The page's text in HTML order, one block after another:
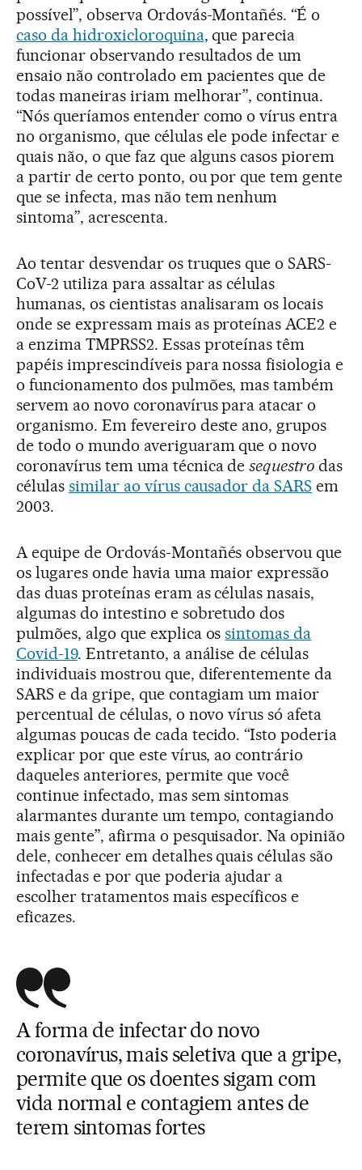
possível”, observa Ordovás-Montañés. “É o
caso da hidroxicloroquina, que parecia
funcionar observando resultados de um
ensaio não controlado em pacientes que de
todas maneiras iriam melhorar”, continua.
“Nós queríamos entender como o vírus entra
no organismo, que células ele pode infectar e
quais não, o que faz que alguns casos piorem
a partir de certo ponto, ou por que tem gente
que se infecta, mas não tem nenhum
sintoma”, acrescenta.
Ao tentar desvendar os truques que o SARS-
CoV-2 utiliza para assaltar as células
humanas, os cientistas analisaram os locais
onde se expressam mais as proteínas ACE2 e
a enzima TMPRSS2. Essas proteínas têm
papéis imprescindíveis para nossa fisiologia e
o funcionamento dos pulmões, mas também
servem ao novo coronavírus para atacar o
organismo. Em fevereiro deste ano, grupos
de todo o mundo averiguaram que o novo
coronavírus tem uma técnica desequestro das
células similar ao vírus causador da SARS em
2003.
A equipe de Ordovás-Montañés observou que
os lugares onde havia uma maior expressão
das duas proteínas eram as células nasais,
algumas do intestino e sobretudo dos
pulmões, algo que explica ossintomas da
Covid-19. Entretanto, a análise de células
individuais mostrou que, diferentemente da
SARS e da gripe, que contagiam um maior
percentual de células, o novo vírus só afeta
algumas poucas de cada tecido. “Isto poderia
explicar por que este vírus, ao contrário
daqueles anteriores, permite que você
continue infectado, mas sem sintomas
alarmantes durante um tempo, contagiando
mais gente”, afirma o pesquisador. Na opinião
dele, conhecer em detalhes quais células são
infectadas e por que poderia ajudar a
escolher tratamentos mais específicos e
eficazes.
A forma de infectar do novo
coronavírus, mais seletiva que a gripe,
permite que os doentes sigam com
vida normal e contagiem antes de
terem sintomas fortes